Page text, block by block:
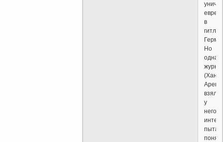
в
Но
одна
взяла
у
него